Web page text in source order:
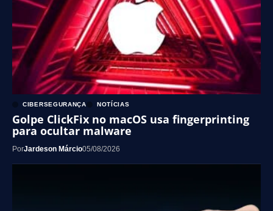
CIBERSEGURANÇA NOTÍCIAS
Golpe ClickFix no macOS usa fingerprinting
para ocultar malware
PorJardeson Márcio05/08/2026